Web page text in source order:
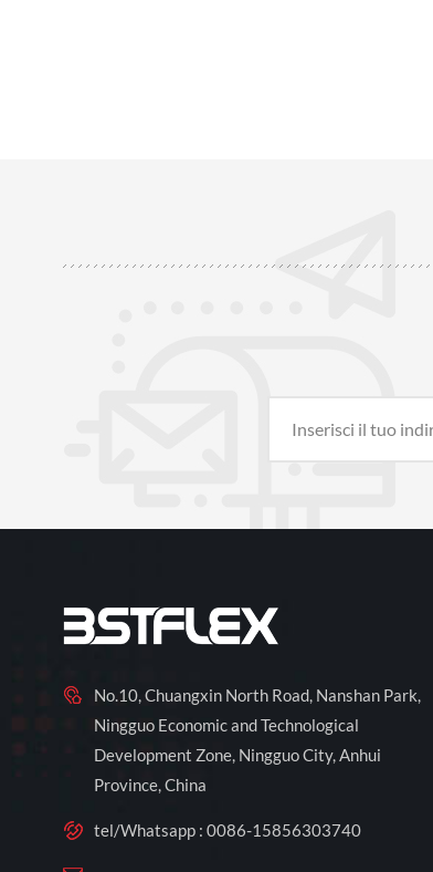
No.10, Chuangxin North Road, Nanshan Park,
Ningguo Economic and Technological
Development Zone, Ningguo City, Anhui
Province, China
tel/Whatsapp : 0086-15856303740